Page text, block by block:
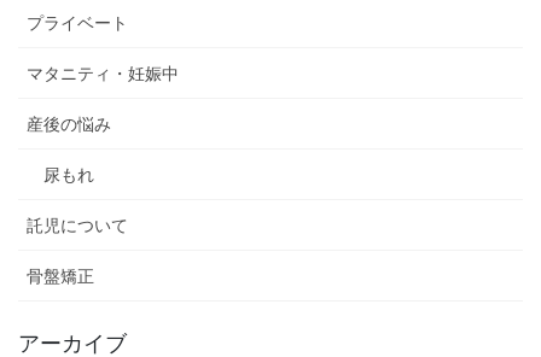
プライベート
マタニティ・妊娠中
産後の悩み
尿もれ
託児について
骨盤矯正
アーカイブ